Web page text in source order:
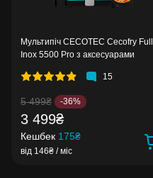
Мультипіч CECOTEC Cecofry Full
Inox 5500 Pro з аксесуарами
15
5 499₴ -36%
3 499₴
Кешбек 175₴
від 146₴ / міс